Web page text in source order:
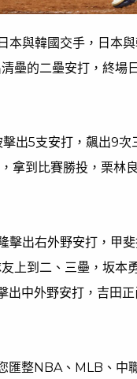
本與韓國交手，日本
壘的二壘安打，終場
擊出5支安打，飆出9
拿到比賽勝投，栗林
擊出右外野安打，甲
上到二、三壘，坂本
出中外野安打，吉田
匯整NBA、MLB、中